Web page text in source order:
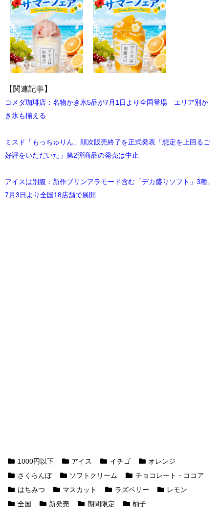
【関連記事】
コメダ珈琲店：名物かき氷5品が7月1日より全国登場 エリア別か
き氷も揃える
ミスド「もっちゅりん」順次販売終了を正式発表「想定を上回るご
好評をいただいた」第2弾商品の発売は中止
アイスは別腹：新作プリンアラモード含む「デカ盛りソフト」3種、
7月3日より全国18店舗で展開
1000円以下 アイス イチゴ
オレンジ
さくらんぼ
ソフトクリーム
チョコレート・ココア
はちみつ
マスカット ラズベリー
レモン
全国
新発売 期間限定 柚子